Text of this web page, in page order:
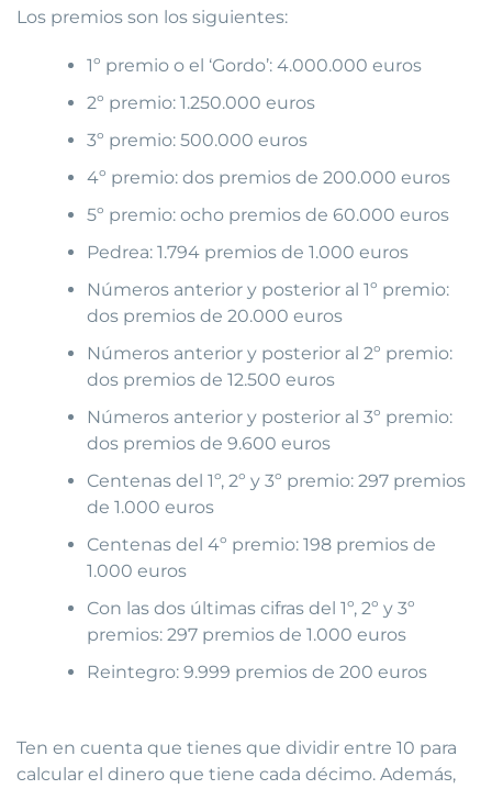
Los premios son los siguientes:
1º premio o el ‘Gordo’: 4.000.000 euros
2º premio: 1.250.000 euros
3º premio: 500.000 euros
4º premio: dos premios de 200.000 euros
5º premio: ocho premios de 60.000 euros
Pedrea: 1.794 premios de 1.000 euros
Números anterior y posterior al 1º premio:
dos premios de 20.000 euros
Números anterior y posterior al 2º premio:
dos premios de 12.500 euros
Números anterior y posterior al 3º premio:
dos premios de 9.600 euros
Centenas del 1º, 2º y 3º premio: 297 premios
de 1.000 euros
Centenas del 4º premio: 198 premios de
1.000 euros
Con las dos últimas cifras del 1º, 2º y 3º
premios: 297 premios de 1.000 euros
Reintegro: 9.999 premios de 200 euros
Ten en cuenta que tienes que dividir entre 10 para
calcular el dinero que tiene cada décimo. Además,